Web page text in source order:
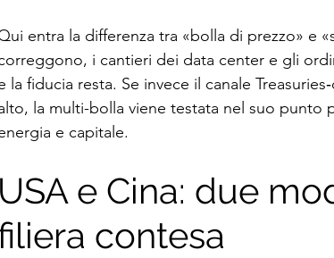
entra la differenza tra «bolla di prezzo» e
i cantieri dei data center e gli
la fiducia resta. Se invece il canale
la multi-bolla viene testata nel suo punto
e capitale.
USA e Cina: due
contesa